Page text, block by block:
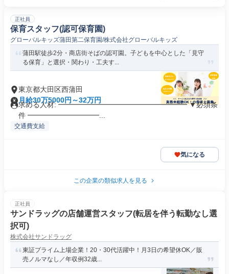
正社員
保育スタッフ(認可保育園)
グローバルキッズ蒲田第二保育園/株式会社グローバルキッズ
蒲田駅徒歩2分・商店街そばの認可園。子どもを中心とした「見守
る保育」と選択・関わり・工夫す...
東京都大田区西蒲田
月給30万5000円～32万円
求める人材: ━━━━━━━━━━━━━━━━━━ ▼必須条
件 ━━━━━━━━━━...
交通費支給
気になる
この企業の類似求人を見る
正社員
サンドラッグの店舗運営スタッフ(転居を伴う転勤なし選
択可)
株式会社サンドラッグ
東証プライム上場企業！20・30代活躍中！月3日の希望休OK／販
売ノルマなし／年収例32歳...